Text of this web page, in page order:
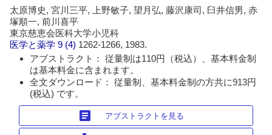
太原博史, 宮川三平, 上野敏子, 望月弘, 藤沢康司, 臼井信男, 赤
塚順一, 前川喜平
東京慈恵会医科大学小児科
医学と薬学 9 (4) 1262-1266, 1983.
アブストラクト： 従量制は110円（税込）、基本料金制
は基本料金に含まれます。
全文ダウンロード： 従量制、基本料金制の方共に913円
(税込) です。
article アブストラクトを見る